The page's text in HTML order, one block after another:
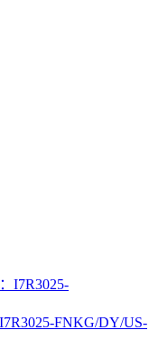
FNKG/DY/US-